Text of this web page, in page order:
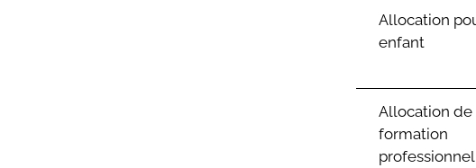
Allocation
enfant
Allocation de
formation